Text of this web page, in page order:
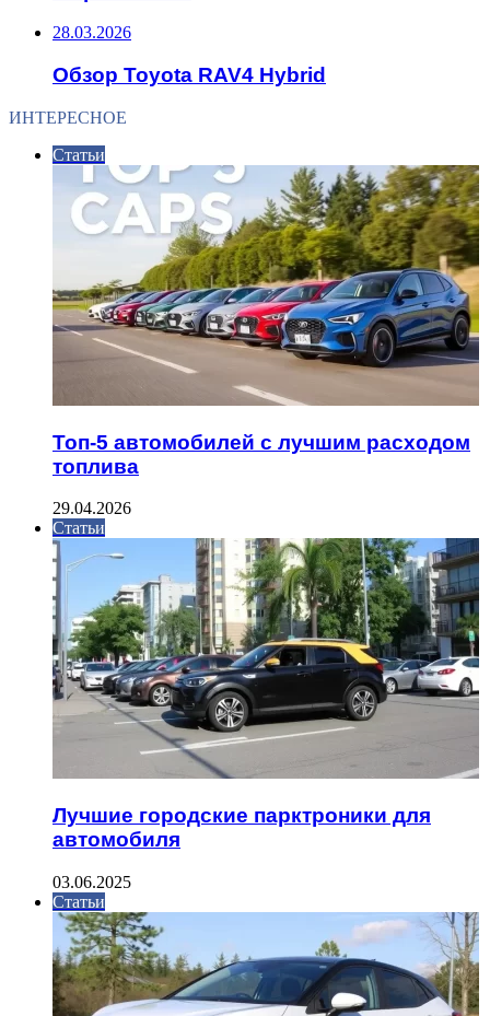
28.03.2026
Обзор Toyota RAV4 Hybrid
ИНТЕРЕСНОЕ
Статьи
Топ-5 автомобилей с лучшим расходом
топлива
29.04.2026
Статьи
Лучшие городские парктроники для
автомобиля
03.06.2025
Статьи